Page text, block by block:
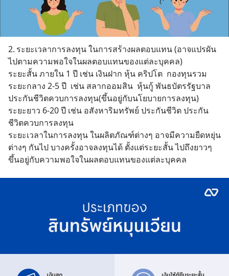
2.	ระยะเวลาการลงทุน ในการสร้างผลตอบแทน (อาจแปรผัน
ไปตามความพอใจในผลตอบแทนของแต่ละบุคคล)
ระยะสั้น ภายใน 1 ปี เช่น เงินฝาก หุ้น คริปโต  กองทุนรวม
ระยะกลาง 2-5 ปี  เช่น สลากออมสิน  หุ้นกู้ พันธบัตรรัฐบาล
ประกันชีวิตควบการลงทุน(ขึ้นอยู่กับนโยบายการลงทุน)
ระยะยาว 6-20 ปี เช่น อสังหาริมทรัพย์ ประกันชีวิต ประกัน
ชีวิตควบการลงทุน
ระยะเวลาในการลงทุน ในผลิตภัณฑ์ต่างๆ อาจมีความยืดหยุ่น
ต่างๆ กันไป บางครั้งอาจลงทุนได้ ตั้งแต่ระยะสั้น ไปถึงยาวๆ
ขึ้นอยู่กับความพอใจในผลตอบแทนของแต่ละบุคคล